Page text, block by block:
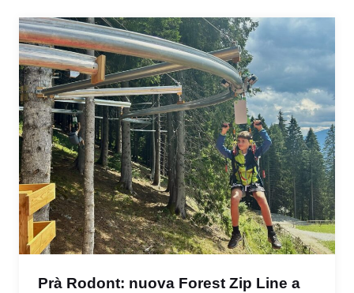
Prà Rodont: nuova Forest Zip Line a